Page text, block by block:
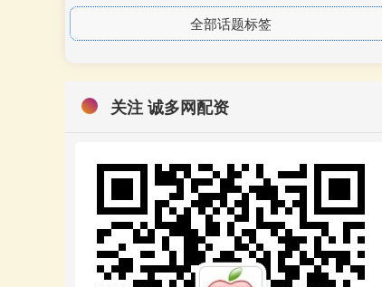
全部话题标签
关注 诚多网配资